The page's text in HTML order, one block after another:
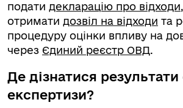
подати декларацію про відходи,
отримати дозвіл на відходи та
процедуру оцінки впливу на
через Єдиний реєстр ОВД.
Де дізнатися результати
експертизи?